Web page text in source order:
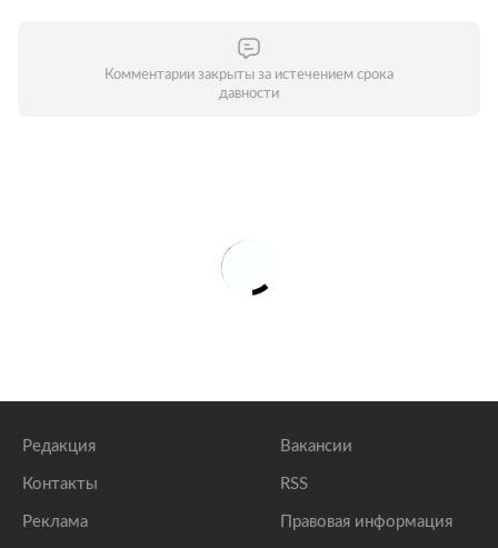
Комментарии закрыты за истечением срока
давности
Редакция
Контакты
Реклама
Вакансии
RSS
Правовая информация